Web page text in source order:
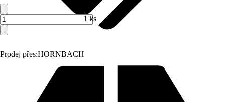
Prodej přes:HORNBACH
1 ks